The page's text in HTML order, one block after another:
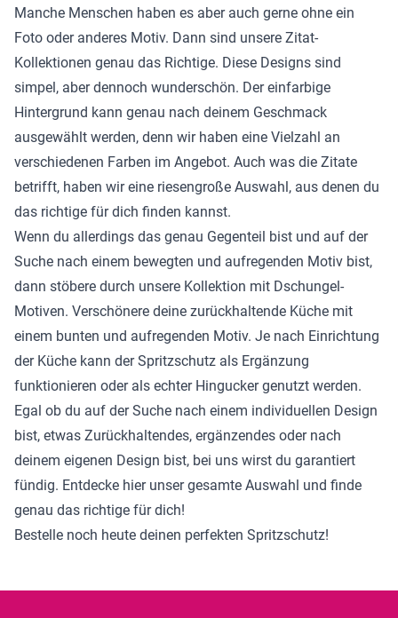
Manche Menschen haben es aber auch gerne ohne ein
Foto oder anderes Motiv. Dann sind unsere Zitat-
Kollektionen genau das Richtige. Diese Designs sind
simpel, aber dennoch wunderschön. Der einfarbige
Hintergrund kann genau nach deinem Geschmack
ausgewählt werden, denn wir haben eine Vielzahl an
verschiedenen Farben im Angebot. Auch was die Zitate
betrifft, haben wir eine riesengroße Auswahl, aus denen du
das richtige für dich finden kannst.
Wenn du allerdings das genau Gegenteil bist und auf der
Suche nach einem bewegten und aufregenden Motiv bist,
dann stöbere durch unsere Kollektion mit Dschungel-
Motiven. Verschönere deine zurückhaltende Küche mit
einem bunten und aufregenden Motiv. Je nach Einrichtung
der Küche kann der Spritzschutz als Ergänzung
funktionieren oder als echter Hingucker genutzt werden.
Egal ob du auf der Suche nach einem individuellen Design
bist, etwas Zurückhaltendes, ergänzendes oder nach
deinem eigenen Design bist, bei uns wirst du garantiert
fündig. Entdecke hier unser gesamte Auswahl und finde
genau das richtige für dich!
Bestelle noch heute deinen perfekten Spritzschutz!